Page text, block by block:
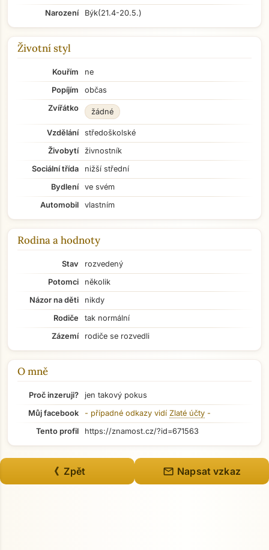
Přejít na hlavní obsah
Narození
Býk(21.4-20.5.)
Životní styl
Kouřím
ne
Popíjím
občas
Zvířátko
žádné
Vzdělání
středoškolské
Živobytí
živnostník
Sociální třída
nižší střední
Bydlení
ve svém
Automobil
vlastním
Rodina a hodnoty
Stav
rozvedený
Potomci
několik
Názor na děti
nikdy
Rodiče
tak normální
Zázemí
rodiče se rozvedli
O mně
Proč inzeruji?
jen takový pokus
Můj facebook
- případné odkazy vidí Zlaté účty -
Tento profil
https://znamost.cz/?id=671563
《 Zpět mail Napsat vzkaz